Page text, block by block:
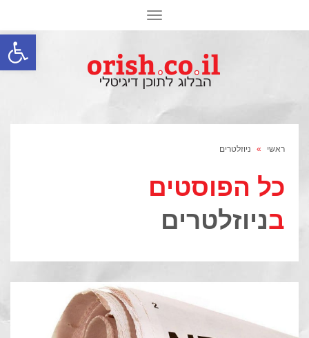
פתח
תפריט
ראשי » ניוזלטרים
כל הפוסטים
בניוזלטרים